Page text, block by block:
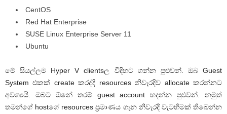
CentOS
Red Hat Enterprise
SUSE Linux Enterprise Server 11
Ubuntu
මේ සියල්ලම Hyper V clientsල විදිහට ගන්න පුළුවන්. ඔබ Guest
System එකක් create කරද්දී resources නිවැරදිව allocate කරන්නට
අවශ්‍යයි. ඔබට ඕනේ තරම් guest account හදන්න පුළුවන්. නමුත්
තමන්ගේ hostගේ resources ප්‍රමාණය ගැන නිවැරදි වැටහීමක් තිබෙන්න